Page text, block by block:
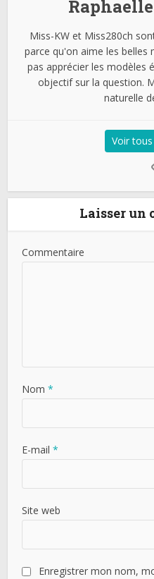
Miss-KW et Miss280ch
parce qu'on aime les
pas apprécier les modèles
objectif sur la question.
naturelle
Voir
Laisser un
Commentaire
Nom*
E-mail*
Site web
Enregistrer mon nom,